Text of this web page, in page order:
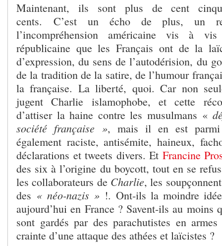
Maintenant, ils sont plus de cent
cents. C’est un écho de plus, un
l’incompréhension américaine vis à
républicaine que les Français ont de la
d’expression, du sens de l’autodérision, du
de la tradition de la satire, de l’humour
la française. La liberté, quoi. Car non
jugent Charlie islamophobe, et cette
d’attiser la haine contre les musulmans «
société française », mais il en est
également raciste, antisémite, haineux,
déclarations et tweets divers. Et Francine
des six à l’origine du boycott, tout en se
les collaborateurs de Charlie, les
des « néo-nazis »!. Ont-ils la moindre
aujourd’hui en France ? Savent-ils au moins
sont gardés par des parachutistes en
crainte d’une attaque des athées et laïcistes ?